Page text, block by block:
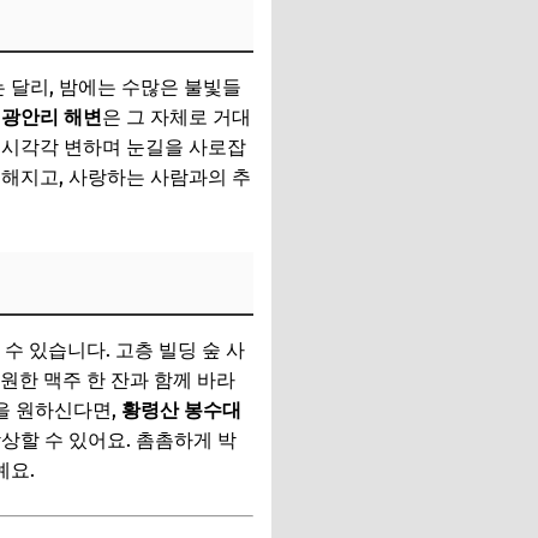
달리, 밤에는 수많은 불빛들
광안리 해변은 그 자체로 거대
각각 변하며 눈길을 사로잡
지고, 사랑하는 사람과의 추
있습니다. 고층 빌딩 숲 사
한 맥주 한 잔과 함께 바라
원하신다면, 황령산 봉수대
할 수 있어요. 촘촘하게 박
요.